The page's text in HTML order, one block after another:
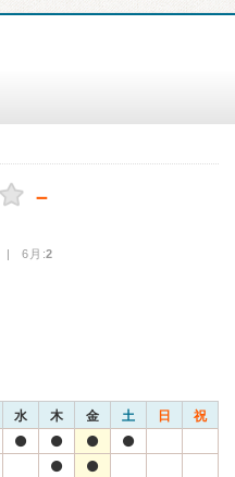
－
| 6月:2
水 木 金 土 日 祝